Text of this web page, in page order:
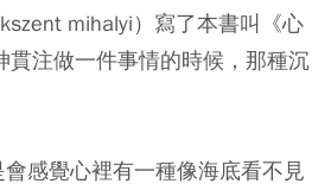
mihalyi）寫了本書叫《心
注做一件事情的時候，那種沉
感覺心裡有一種像海底看不見